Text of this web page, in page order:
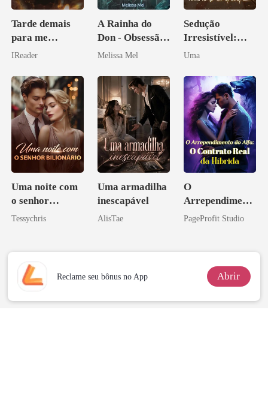
Tarde demais
para me
reconquistar!
IReader
A Rainha do
Don - Obsessão,
Paixão e Sangue
Melissa Mel
Sedução
Irresistível:
Amar de
Uma
Uma noite com
o senhor
Bilionário
Tessychris
Uma armadilha
inescapável
AlisTae
O
Arrependiment
o do Alfa: O
PageProfit Studio
Reclame seu bônus no App Abrir